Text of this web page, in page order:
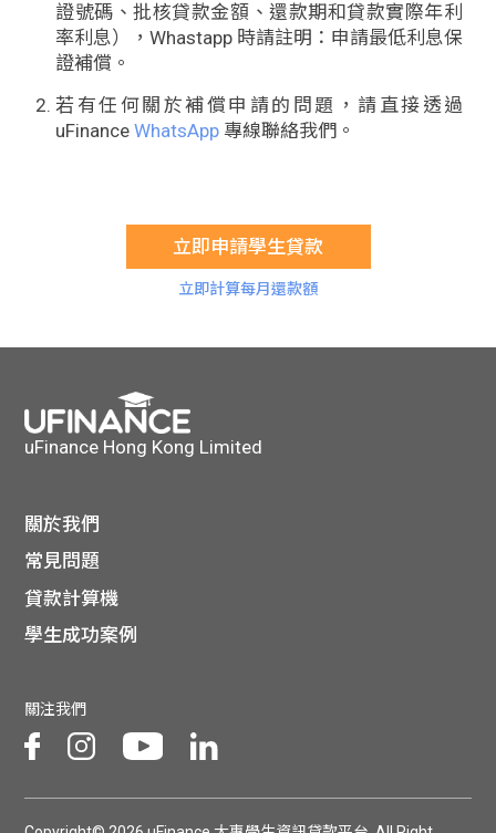
證號碼、批核貸款金額、還款期和貸款實際年利
率利息），Whastapp 時請註明：申請最低利息保
證補償。
若有任何關於補償申請的問題，請直接透過
uFinance WhatsApp 專線聯絡我們。
立即申請學生貸款
立即計算每月還款額
uFinance Hong Kong Limited
關於我們
常見問題
貸款計算機
學生成功案例
關注我們